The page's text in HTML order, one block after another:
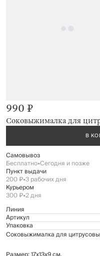
Соковыжималка для
990 ₽
В
Самовывоз
Бесплатно•Сегодня и позже
Пункт выдачи
200 ₽•3 рабочих дня
Курьером
300 ₽•2 дня
Линия
Артикул
Упаковка
Соковыжималка для